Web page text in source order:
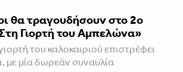
θα τραγουδήσουν στο 2ο
Γιορτή του Αμπελώνα»
του καλοκαιριού επιστρέφει
με μία δωρεάν συναυλία